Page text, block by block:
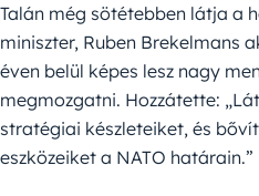
Talán még sötétebben látja a
miniszter, Ruben Brekelmans
éven belül képes lesz nagy
megmozgatni. Hozzátette:
stratégiai készleteiket, és
eszközeiket a NATO határain.”